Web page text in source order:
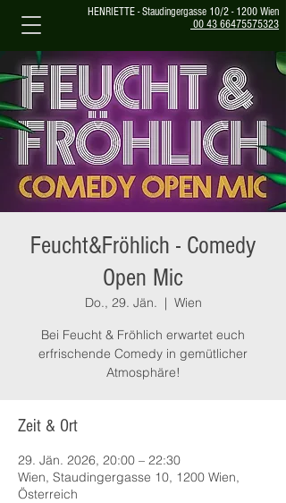
HENRIETTE - Staudingergasse 10/2 - 1200 Wien
00 43 66475575323
Feucht&Fröhlich - Comedy
Open Mic
Do., 29. Jän.
  |
Wien
Bei Feucht & Fröhlich erwartet euch
erfrischende Comedy in gemütlicher
Atmosphäre!
Zeit & Ort
29. Jän. 2026, 20:00 – 22:30
Wien, Staudingergasse 10, 1200 Wien,
Österreich